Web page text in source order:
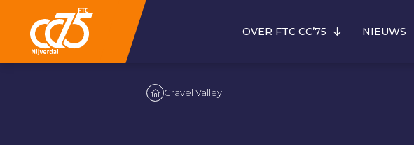
OVER FTC CC’75 NIEUWS
Gravel Valley